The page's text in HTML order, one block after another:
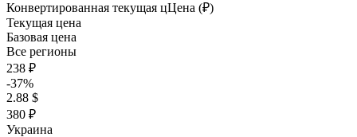
Конвертированная текущая цЦена (₽)
Текущая цена
Базовая цена
Все регионы
238 ₽
-37%
2.88 $
380 ₽
Украина